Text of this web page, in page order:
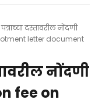
दस्तावरील नोंदणी
letter document
नोंदणी
fee on